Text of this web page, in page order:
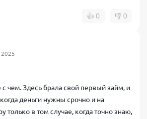
👍 0 👎 0
2025
чем. Здесь брала свой первый займ, и
деньги нужны срочно и на
только в том случае, когда точно знаю,